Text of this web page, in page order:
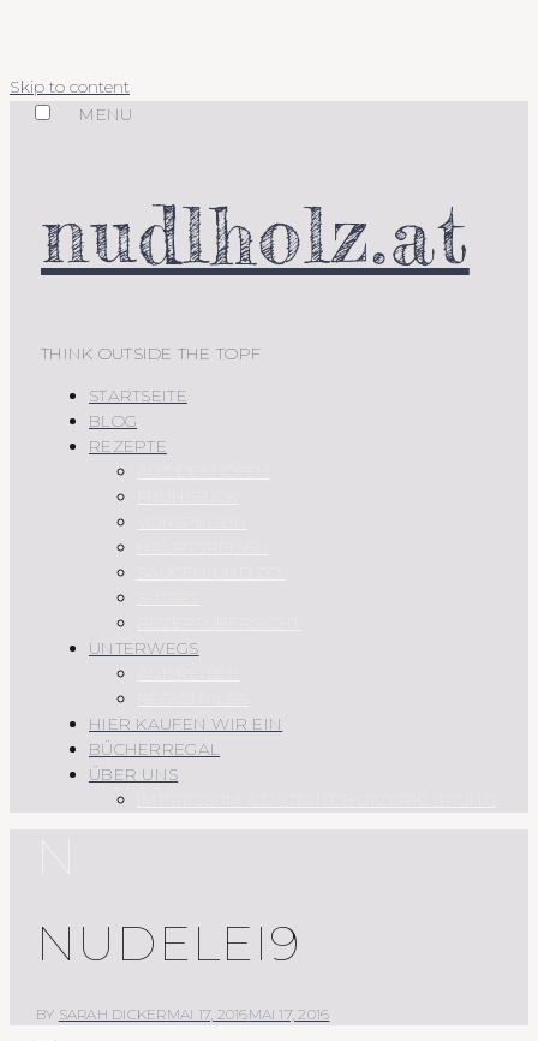
Skip to content
MENU
nudlholz.at
THINK OUTSIDE THE TOPF
STARTSEITE
BLOG
REZEPTE
UNTERWEGS
HIER KAUFEN WIR EIN
BÜCHERREGAL
ÜBER UNS
NUDELEI9
BY SARAH DICKERMAI 17, 2016MAI 17, 2016